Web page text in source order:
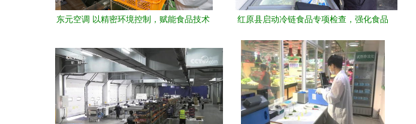
东元空调 以精密环境控制，赋能食品技术
红原县启动冷链食品专项检查，强化食品